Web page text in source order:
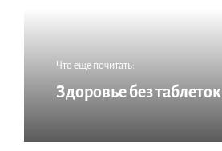
Что еще почитать:
Здоровье без таблеток